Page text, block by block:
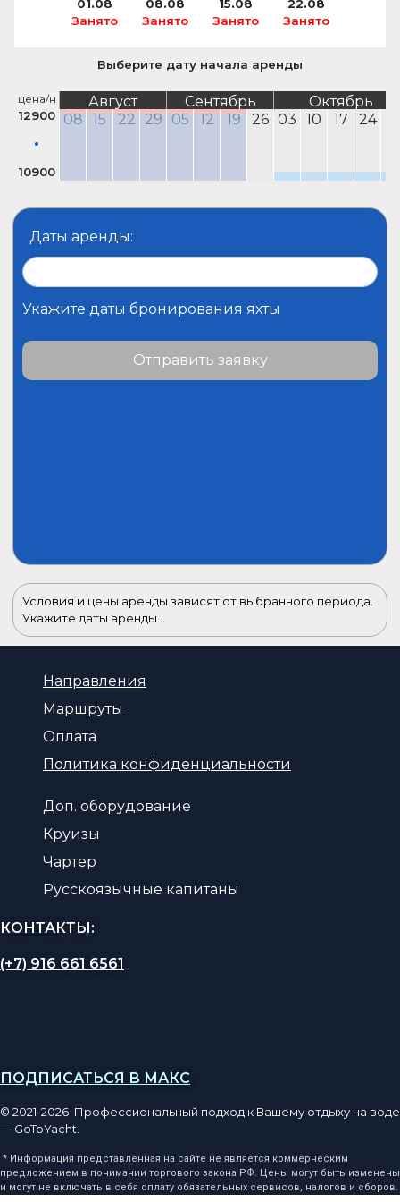
01.08
Занято
08.08
Занято
15.08
Занято
22.08
Занято
Выберите дату начала аренды
цена/н
12900
10900
Август Сентябрь
Октябрь
08
15 22 29 05 12 19 26 03 10 17 24
Даты аренды:
Укажите даты бронирования яхты
Отправить заявку
Условия и цены аренды зависят от выбранного периода.
Укажите даты аренды...
Направления
Маршруты
Оплата
Политика конфиденциальности
Доп. оборудование
Круизы
Чартер
Русскоязычные капитаны
КОНТАКТЫ:
(+7) 916 661 6561
ПОДПИСАТЬСЯ В МАКС
© 2021-2026 Профессиональный подход к Вашему отдыху на воде
— GoToYacht.
* Информация представленная на сайте не является коммерческим
предложением в понимании торгового закона РФ. Цены могут быть изменены
и могут не включать в себя оплату обязательных сервисов, налогов и сборов.